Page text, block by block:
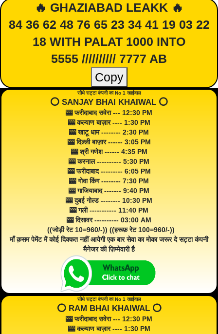
🔥 GHAZIABAD LEAKK 🔥
84 36 62 48 76 65 23 34 41 19 03 22
18 WITH PALAT 1000 INTO
5555 ////////// 7777 AB
Copy
सीधे सट्टा कंपनी का No 1 खाईवाल
⭕️ SANJAY BHAI KHAIWAL ⭕️
🎰 फरीदाबाद सवेरा --- 12:30 PM
🎰 कल्याण बाज़ार ---- 1:30 PM
🎰 खाटू धाम -------- 2:30 PM
🎰 दिल्ली बाज़ार ------ 3:05 PM
🎰 श्री गणेश ------ 4:35 PM
🎰 करनाल ---------- 5:30 PM
🎰 फरीदाबाद --------- 6:05 PM
🎰 गोवा किंग -------- 7:30 PM
🎰 गाजियाबाद ------- 9:40 PM
🎰 दुबई गोल्ड -------- 10:30 PM
🎰 गली ----------- 11:40 PM
🎰 दिसावर ---------- 03:00 AM
((जोड़ी रेट 10=960/-)) ((हरूफ़ रेट 100=960/-))
माँ क़सम पेमेंट में कोई दिक्कत नहीं आयेगी एक बार सेवा का मोका जरूर दे सट्टा कंपनी
मैनेजर की ज़िम्मेवारी है
सीधे सट्टा कंपनी का No 1 खाईवाल
⭕️ RAM BHAI KHAIWAL ⭕️
🎰 फरीदाबाद सवेरा --- 12:30 PM
🎰 कल्याण बाज़ार ---- 1:30 PM